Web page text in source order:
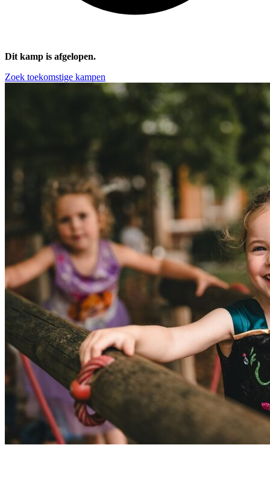
Dit kamp is afgelopen.
Zoek toekomstige kampen